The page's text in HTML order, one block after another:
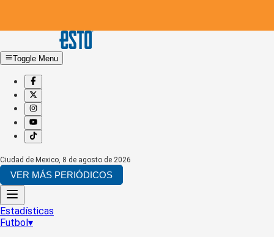
Toggle Menu
Ciudad de Mexico, 8 de agosto de 2026
VER MÁS PERIÓDICOS
Estadísticas
Futbol▾